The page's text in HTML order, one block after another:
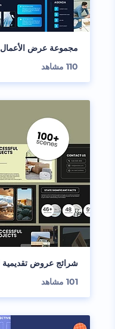
مجموعة عرض الأعمال
110 مشاهد
شرائج عروض تقديمية
101 مشاهد